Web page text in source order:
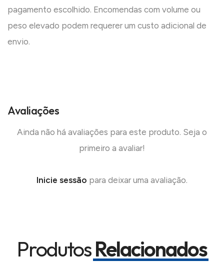
pagamento escolhido. Encomendas com volume ou
peso elevado podem requerer um custo adicional de
envio.
Avaliações
Ainda não há avaliações para este produto. Seja o
primeiro a avaliar!
Inicie sessão para deixar uma avaliação.
ProdutosRelacionados